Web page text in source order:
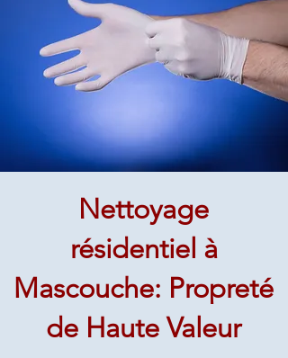
Nettoyage
résidentiel à
Mascouche: Propreté
de Haute Valeur